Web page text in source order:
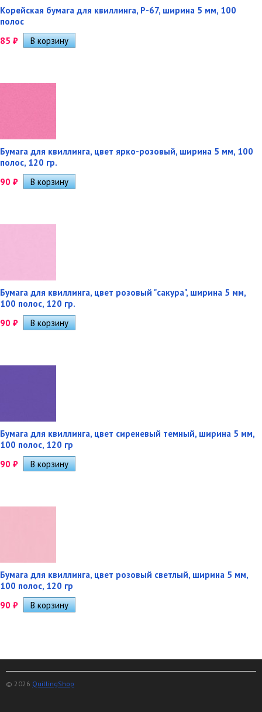
Корейская бумага для квиллинга, P-67, ширина 5 мм, 100
полос
85 ₽
Бумага для квиллинга, цвет ярко-розовый, ширина 5 мм, 100
полос, 120 гр.
90 ₽
Бумага для квиллинга, цвет розовый "сакура", ширина 5 мм,
100 полос, 120 гр.
90 ₽
Бумага для квиллинга, цвет сиреневый темный, ширина 5 мм,
100 полос, 120 гр
90 ₽
Бумага для квиллинга, цвет розовый светлый, ширина 5 мм,
100 полос, 120 гр
90 ₽
© 2026 QuillingShop